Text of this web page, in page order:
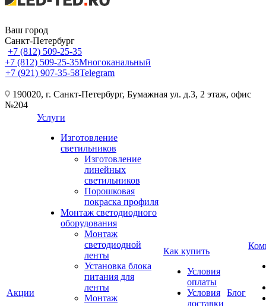
Ваш город
Санкт-Петербург
+7 (812) 509-25-35
+7 (812) 509-25-35Многоканальный
+7 (921) 907-35-58Telegram
190020, г. Санкт-Петербург, Бумажная ул. д.3, 2 этаж, офис
№204
Акции
Услуги
Изготовление
светильников
Изготовление
линейных
светильников
Порошковая
покраска профиля
Монтаж светодиодного
оборудования
Монтаж
светодиодной
ленты
Установка блока
питания для
ленты
Монтаж
Как купить
Условия
оплаты
Условия
доставки
Блог